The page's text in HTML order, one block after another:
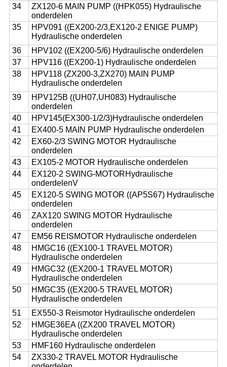
34
ZX120-6 MAIN PUMP ((HPK055) Hydraulische
onderdelen
35
HPV091 ((EX200-2/3,EX120-2 ENIGE PUMP)
Hydraulische onderdelen
36
HPV102 ((EX200-5/6) Hydraulische onderdelen
37
HPV116 ((EX200-1) Hydraulische onderdelen
38
HPV118 (ZX200-3,ZX270) MAIN PUMP
Hydraulische onderdelen
39
HPV125B ((UH07,UH083) Hydraulische
onderdelen
40
HPV145(EX300-1/2/3)Hydraulische onderdelen
41
EX400-5 MAIN PUMP Hydraulische onderdelen
42
EX60-2/3 SWING MOTOR Hydraulische
onderdelen
43
EX105-2 MOTOR Hydraulische onderdelen
44
EX120-2 SWING-MOTORHydraulische
onderdelenV
45
EX120-5 SWING MOTOR ((AP5S67) Hydraulische
onderdelen
46
ZAX120 SWING MOTOR Hydraulische
onderdelen
47
EM56 REISMOTOR Hydraulische onderdelen
48
HMGC16 ((EX100-1 TRAVEL MOTOR)
Hydraulische onderdelen
49
HMGC32 ((EX200-1 TRAVEL MOTOR)
Hydraulische onderdelen
50
HMGC35 ((EX200-5 TRAVEL MOTOR)
Hydraulische onderdelen
51
EX550-3 Reismotor Hydraulische onderdelen
52
HMGE36EA ((ZX200 TRAVEL MOTOR)
Hydraulische onderdelen
53
HMF160 Hydraulische onderdelen
54
ZX330-2 TRAVEL MOTOR Hydraulische